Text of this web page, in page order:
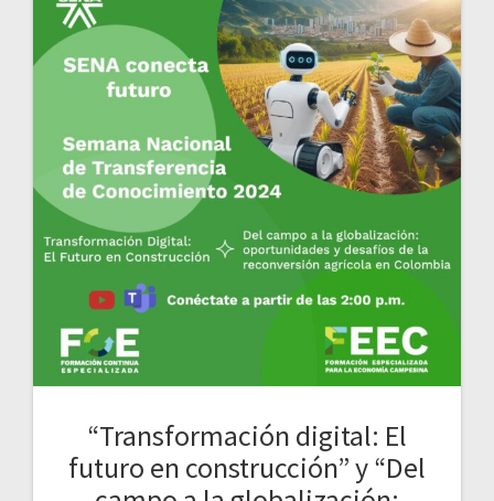
“Transformación digital: El
futuro en construcción” y “Del